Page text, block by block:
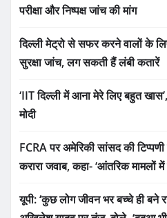
परीक्षा और निष्पक्ष जांच की मांग
दिल्ली मेट्रो से सफर करने वालों के
सुरक्षा जांच, लग सकती हैं लंबी कतारें
‘IIT दिल्ली में आना मेरे लिए बहुत
मोदी
FCRA पर अमेरिकी सांसद की
करारा जवाब, कहा- ‘आंतरिक मामलों
यूपी: ‘कुछ लोग जीवन भर बच्चे ही बने